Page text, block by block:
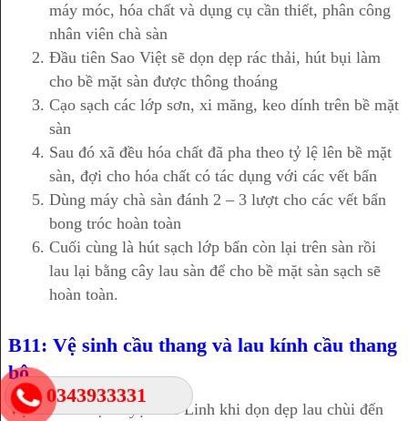
0343933331
máy móc, hóa chất và dụng cụ cần thiết, phân công
nhân viên chà sàn
Đầu tiên Sao Việt sẽ dọn dẹp rác thải, hút bụi làm
cho bề mặt sàn được thông thoáng
Cạo sạch các lớp sơn, xi măng, keo dính trên bề mặt
sàn
Sau đó xã đều hóa chất đã pha theo tỷ lệ lên bề mặt
sàn, đợi cho hóa chất có tác dụng với các vết bẩn
Dùng máy chà sàn đánh 2 – 3 lượt cho các vết bẩn
bong tróc hoàn toàn
Cuối cùng là hút sạch lớp bẩn còn lại trên sàn rồi
lau lại bằng cây lau sàn để cho bề mặt sàn sạch sẽ
hoàn toàn.
B11: Vệ sinh cầu thang và lau kính cầu thang
bộ
Vệ sinh nhà tại huyện Mê Linh khi dọn dẹp lau chùi đến